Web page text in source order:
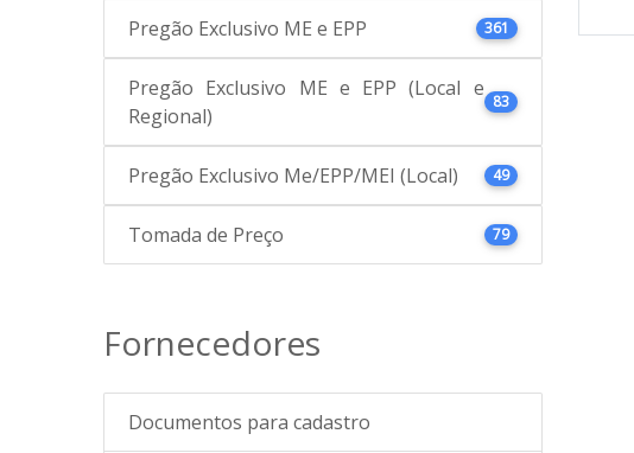
Pregão Exclusivo ME e EPP 361
Pregão Exclusivo ME e EPP (Local e
Regional)
83
Pregão Exclusivo Me/EPP/MEI (Local) 49
Tomada de Preço 79
Fornecedores
Documentos para cadastro